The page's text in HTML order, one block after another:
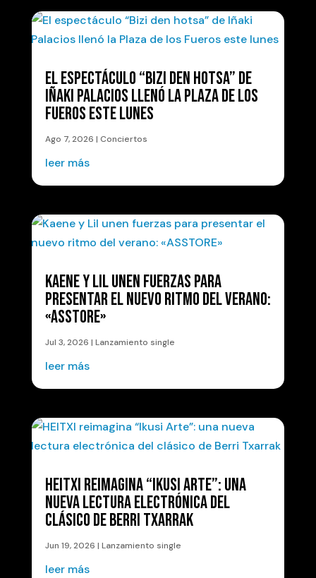
EL ESPECTÁCULO “BIZI DEN HOTSA” DE
IÑAKI PALACIOS LLENÓ LA PLAZA DE LOS
FUEROS ESTE LUNES
Ago 7, 2026 | Conciertos
leer más
KAENE Y LIL UNEN FUERZAS PARA
PRESENTAR EL NUEVO RITMO DEL VERANO:
«ASSTORE»
Jul 3, 2026 | Lanzamiento single
leer más
HEITXI REIMAGINA “IKUSI ARTE”: UNA
NUEVA LECTURA ELECTRÓNICA DEL
CLÁSICO DE BERRI TXARRAK
Jun 19, 2026 | Lanzamiento single
leer más